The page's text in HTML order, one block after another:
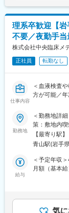
変更の範囲
理系卒歓迎【
不要／夜勤手
株式会社中央臨床メ
正社員 転勤なし
仕事内容
＜血液検査
方が可能／
臨床検査技
■業務詳細：
臨床検査技
本ポジショ
中での補助
つ対応頂きま
・生化学分析
・腫瘍マー
勤務地
＜勤務地詳
策：敷地内
【最寄り駅】
青山駅(岩手
給与
＜予定年収
月額（基本
30代…470
気